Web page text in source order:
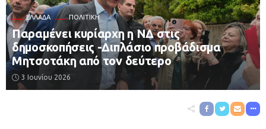
ΕΛΛΆΔΑ ΠΟΛΙΤΙΚΗ
Παραμένει κυρίαρχη η ΝΔ στις
δημοσκοπήσεις -Διπλάσιο προβάδισμα
Μητσοτάκη από τον δεύτερο
3 Ιουνίου 2026